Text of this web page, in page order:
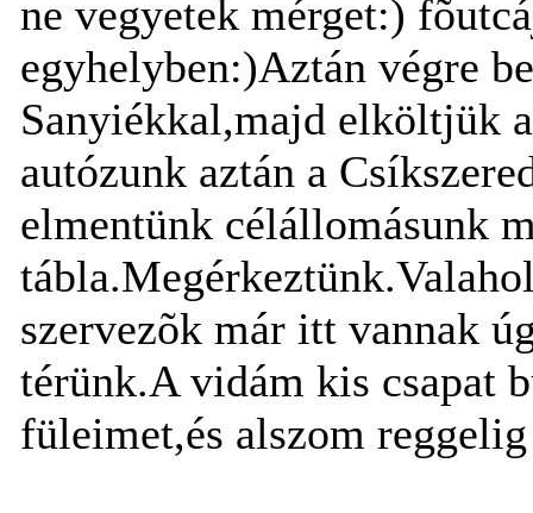
ne vegyetek mérget:)
egyhelyben:)Aztán végre
Sanyiékkal,majd elköltjük
autózunk aztán a
elmentünk célállomásunk
szervezõk már itt vannak
térünk.A vidám kis csapat
füleimet,és alszom